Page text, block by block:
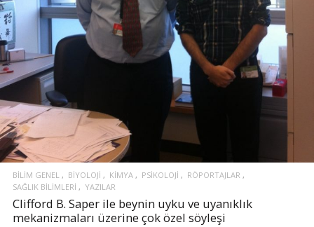
BILIM GENEL BIYOLOJI KIMYA PSIKOLOJI
RÖPORTAJLAR
SAĞLIK BILIMLERI
YAZILAR
Clifford B. Saper ile beynin uyku ve uyanıklık
mekanizmaları üzerine çok özel söyleşi